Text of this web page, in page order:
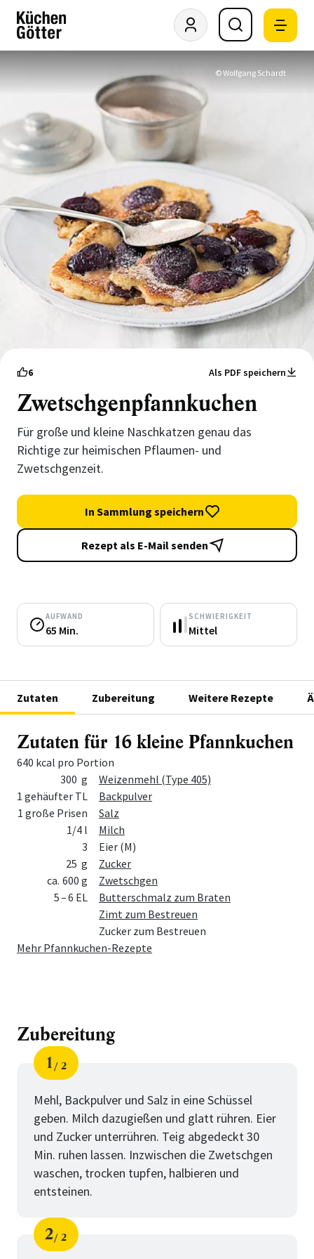
© Wolfgang Schardt
6 Als PDF speichern
Zwetschgenpfannkuchen
Für große und kleine Naschkatzen genau das
Richtige zur heimischen Pflaumen- und
Zwetschgenzeit.
In Sammlung speichern
Rezept als E-Mail senden
AUFWAND
65 Min.
SCHWIERIGKEIT
Mittel
Zutaten Zubereitung Weitere Rezepte
Zutaten für 16 kleine Pfannkuchen
640 kcal pro Portion
Zutat
300 g
Weizenmehl (Type 405)
1 gehäufter TL
Backpulver
1 große Prisen
Salz
1/4 l
Milch
3
Eier (M)
25 g
Zucker
ca. 600 g
Zwetschgen
5 – 6 EL
Butterschmalz zum Braten
Zimt zum Bestreuen
Zucker zum Bestreuen
Mehr Pfannkuchen-Rezepte
Zubereitung
Schritt
1
von
2
Mehl, Backpulver und Salz in eine Schüssel
geben. Milch dazugießen und glatt rühren. Eier
und Zucker unterrühren. Teig abgedeckt 30
Min. ruhen lassen. Inzwischen die Zwetschgen
waschen, trocken tupfen, halbieren und
entsteinen.
Schritt
2
von
2